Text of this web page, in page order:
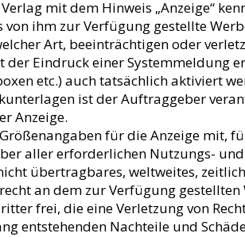
mit dem Hinweis „Anzeige“
ihm zur Verfügung gestellte
Art, beeinträchtigen oder
Eindruck einer Systemmeldung
etc.) auch tatsächlich aktiviert
ist der Auftraggeber
Anzeige.
für die Anzeige mit,
aller erforderlichen Nutzungs-
übertragbares, weltweites,
an dem zur Verfügung
frei, die eine Verletzung von
entstehenden Nachteile und